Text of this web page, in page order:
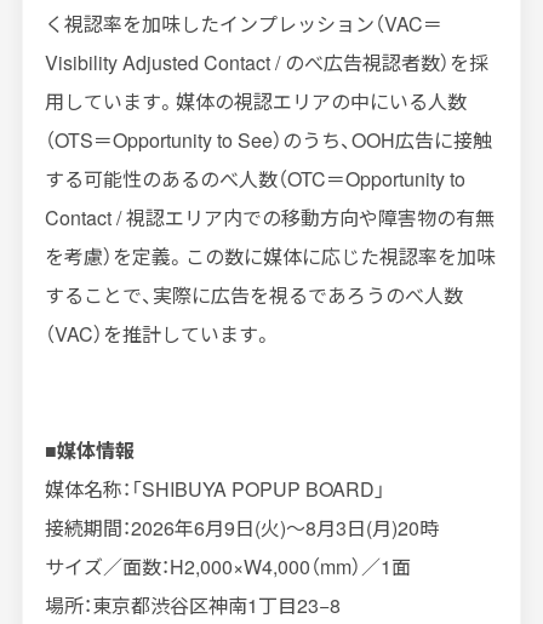
く視認率を加味したインプレッション（VAC＝
Visibility Adjusted Contact / のべ広告視認者数）を採
用しています。媒体の視認エリアの中にいる人数
（OTS＝Opportunity to See）のうち、 OOH広告に接触
する可能性のあるのべ人数（OTC＝Opportunity to
Contact /視認エリア内での移動方向や障害物の有無
を考慮）を定義。この数に媒体に応じた視認率を加味
することで、実際に広告を視るであろうのべ人数
（VAC）を推計しています。
■媒体情報
媒体名称：「SHIBUYA POPUP BOARD 」
接続期間：2026年6月9日(火)～8月3日(月)20時
サイズ／面数：H2,000×W4,000（mm）／1面
場所：東京都渋谷区神南1丁目23−8